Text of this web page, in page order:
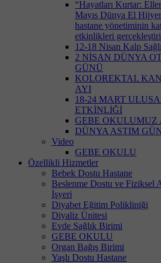
“Hayatları Kurtar:
Mayıs Dünya El
hastane yönetiminin
etkinlikleri
12-18 Nisan Kalp
2 NİSAN DÜNYA
GÜNÜ
KOLOREKTAL
AYI
18-24 MART
ETKİNLİĞİ
GEBE OKULUMUZ
DÜNYA ASTIM
Video
GEBE OKULU
Özellikli Hizmetler
Bebek Dostu Hastane
Beslenme Dostu ve Fiziksel
İşyeri
Diyabet Eğitim Polikliniği
Diyaliz Ünitesi
Evde Sağlık Birimi
GEBE OKULU
Organ Bağış Birimi
Yaşlı Dostu Hastane